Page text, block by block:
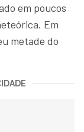
em poucos
Em
metade do